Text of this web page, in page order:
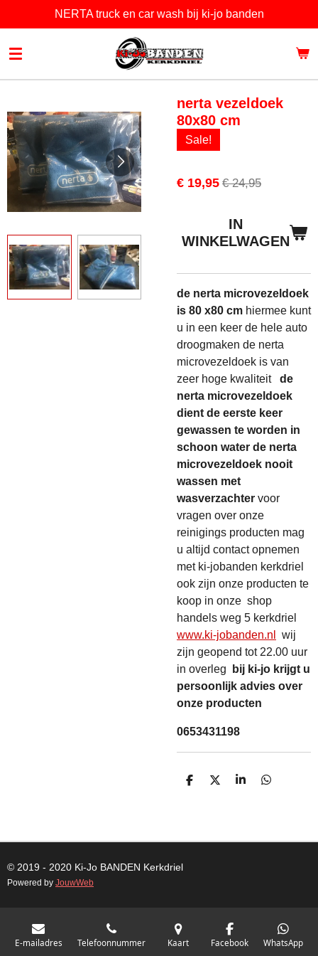
direct
naar
hoofdinhoud
NERTA truck en car wash bij ki-jo banden
nerta vezeldoek
80x80 cm
Sale!
€ 19,95 € 24,95
IN
WINKELWAGEN
de nerta microvezeldoek
is 80 x80 cm hiermee kunt
u in een keer de hele auto
droogmaken de nerta
microvezeldoek is van
zeer hoge kwaliteit de
nerta microvezeldoek
dient de eerste keer
gewassen te worden in
schoon water de nerta
microvezeldoek nooit
wassen met
wasverzachter voor
vragen over onze
reinigings producten mag
u altijd contact opnemen
met ki-jobanden kerkdriel
ook zijn onze producten te
koop in onze shop
handels weg 5 kerkdriel
www.ki-jobanden.nl
wij
zijn geopend tot 22.00 uur
in overleg
bij ki-jo krijgt u
persoonlijk advies over
onze producten
0653431198
D
D
S
D
© 2019 - 2020 Ki-Jo BANDEN Kerkdriel
Powered by JouwWeb
E-mailadres Telefoonnummer Kaart Facebook WhatsApp